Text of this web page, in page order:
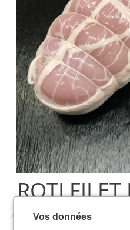
ROTI
Vos données